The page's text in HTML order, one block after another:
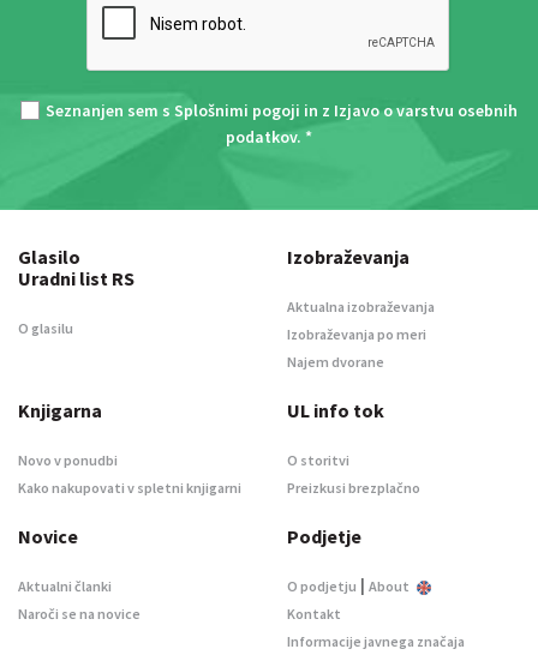
Seznanjen sem s Splošnimi pogoji in z Izjavo o varstvu osebnih
podatkov. *
Glasilo
Uradni list RS
O glasilu
Izobraževanja
Aktualna izobraževanja
Izobraževanja po meri
Najem dvorane
Knjigarna
Novo v ponudbi
Kako nakupovati v spletni knjigarni
UL info tok
O storitvi
Preizkusi brezplačno
Novice
Aktualni članki
Naroči se na novice
Podjetje
O podjetju | About
Kontakt
Informacije javnega značaja